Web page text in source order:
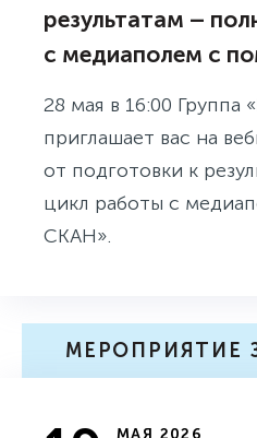
результатам –
с медиаполем с
28 мая в 16:00 Группа
приглашает вас на
от подготовки к
цикл работы с
СКАН».
МЕРОПРИЯТИЕ
МАЯ 2026